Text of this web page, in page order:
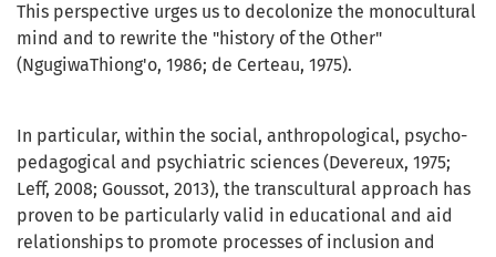
This perspective urges us to decolonize the monocultural
mind and to rewrite the "history of the Other"
(NgugiwaThiong'o, 1986; de Certeau, 1975).
In particular, within the social, anthropological, psycho-
pedagogical and psychiatric sciences (Devereux, 1975;
Leff, 2008; Goussot, 2013), the transcultural approach has
proven to be particularly valid in educational and aid
relationships to promote processes of inclusion and